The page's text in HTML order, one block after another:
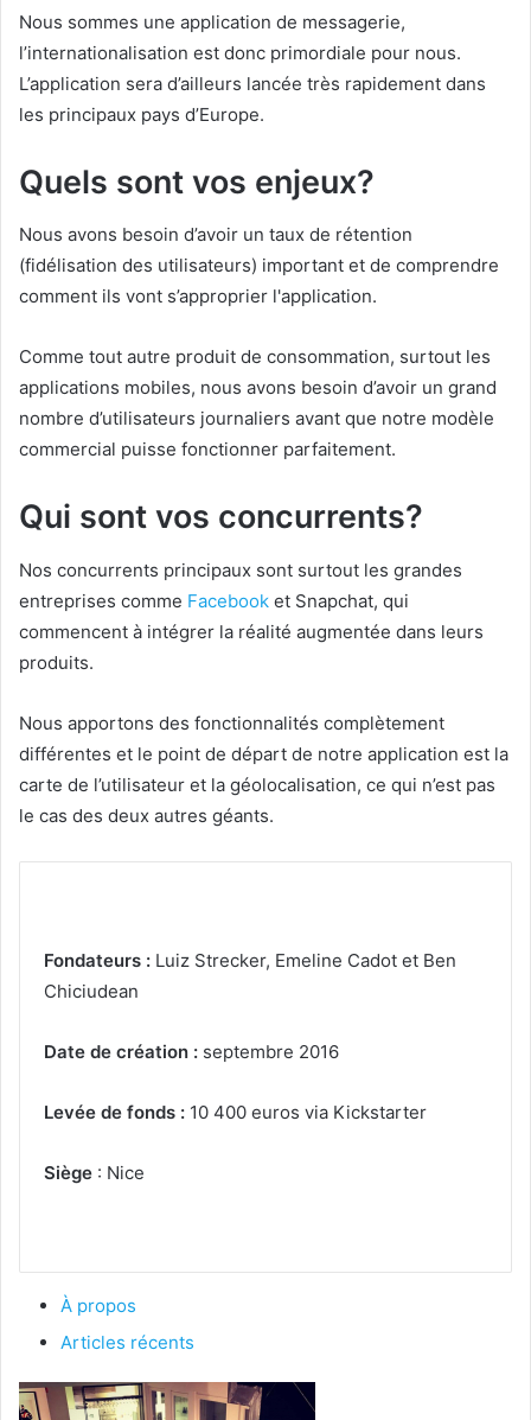
Nous sommes une application de messagerie,
l’internationalisation est donc primordiale pour nous.
L’application sera d’ailleurs lancée très rapidement dans
les principaux pays d’Europe.
Quels sont vos enjeux?
Nous avons besoin d’avoir un taux de rétention
(fidélisation des utilisateurs) important et de comprendre
comment ils vont s’approprier l'application.
Comme tout autre produit de consommation, surtout les
applications mobiles, nous avons besoin d’avoir un grand
nombre d’utilisateurs journaliers avant que notre modèle
commercial puisse fonctionner parfaitement.
Qui sont vos concurrents?
Nos concurrents principaux sont surtout les grandes
entreprises comme Facebook et Snapchat, qui
commencent à intégrer la réalité augmentée dans leurs
produits.
Nous apportons des fonctionnalités complètement
différentes et le point de départ de notre application est la
carte de l’utilisateur et la géolocalisation, ce qui n’est pas
le cas des deux autres géants.
Fondateurs : Luiz Strecker, Emeline Cadot et Ben
Chiciudean
Date de création : septembre 2016
Levée de fonds : 10 400 euros via Kickstarter
Siège : Nice
À propos
Articles récents